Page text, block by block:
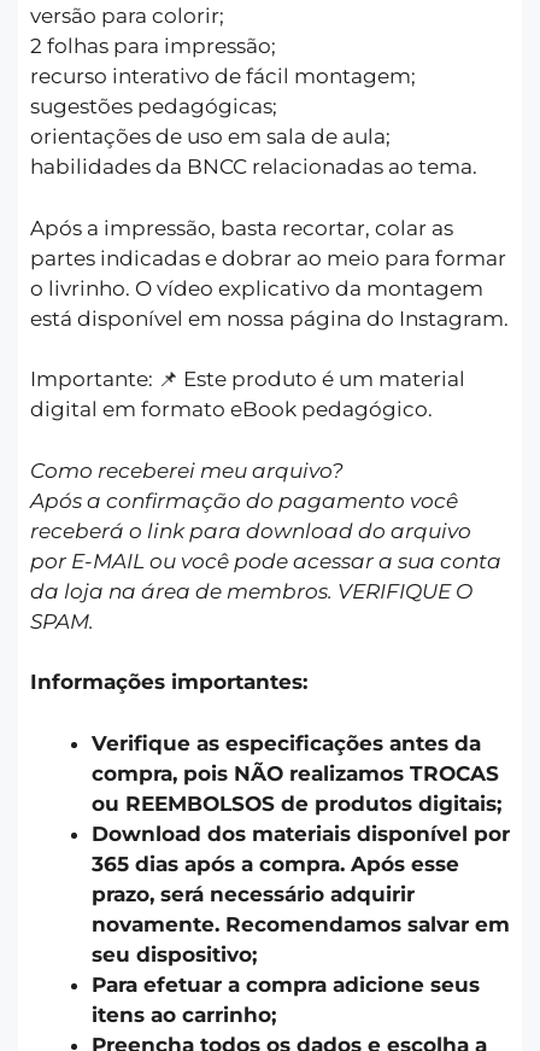
versão para colorir;
2 folhas para impressão;
recurso interativo de fácil montagem;
sugestões pedagógicas;
orientações de uso em sala de aula;
habilidades da BNCC relacionadas ao tema.
Após a impressão, basta recortar, colar as
partes indicadas e dobrar ao meio para formar
o livrinho. O vídeo explicativo da montagem
está disponível em nossa página do Instagram.
Importante: 📌 Este produto é um material
digital em formato eBook pedagógico.
Como receberei meu arquivo?
Após a confirmação do pagamento você
receberá o link para download do arquivo
por E-MAIL ou você pode acessar a sua conta
da loja na área de membros. VERIFIQUE O
SPAM.
Informações importantes:
Verifique as especificações antes da
compra, pois NÃO realizamos TROCAS
ou REEMBOLSOS de produtos digitais;
Download dos materiais disponível por
365 dias após a compra. Após esse
prazo, será necessário adquirir
novamente. Recomendamos salvar em
seu dispositivo;
Para efetuar a compra adicione seus
itens ao carrinho;
Preencha todos os dados e escolha a